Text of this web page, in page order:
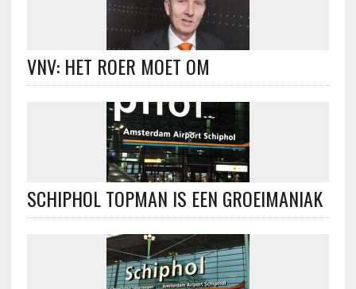
VNV: HET ROER MOET OM
SCHIPHOL TOPMAN IS EEN GROEIMANIAK